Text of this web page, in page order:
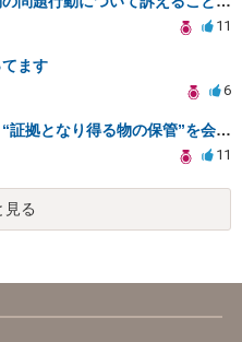
11
ます
6
訴訟するか未定の段階で、“証拠となり得る物の保管”を会社に応じてもらえる方法は在りますか?
11
見る